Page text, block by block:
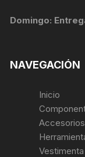
Domingo:
NAVEGACIÓN
Inicio
Accesorios
Vestimenta